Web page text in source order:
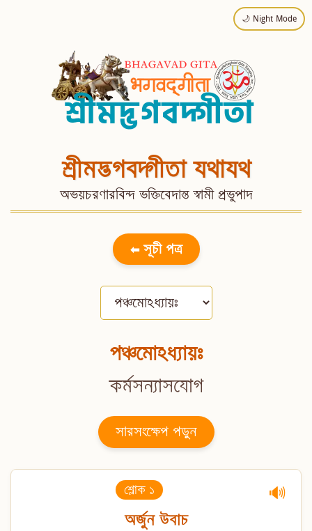
🌙 Night Mode
শ্রীমদ্ভগবদ্গীতা যথাযথ
অভয়চরণারবিন্দ ভক্তিবেদান্ত স্বামী প্রভুপাদ
⬅ সূচী পত্র
পঞ্চমোঽধ্যায়ঃ
কর্মসন্যাসযোগ
সারসংক্ষেপ পড়ুন
শ্লোক ১ 🔊
অর্জুন উবাচ